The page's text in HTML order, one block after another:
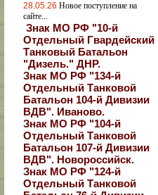
28.05.26 Новое поступление на
сайте...
Знак МО РФ "10-й
Отдельный Гвардейский
Танковый Батальон
"Дизель." ДНР.
Знак МО РФ "134-й
Отдельный Танковой
Батальон 104-й Дивизии
ВДВ". Иваново.
Знак МО РФ "104-й
Отдельный Танковой
Батальон 107-й Дивизии
ВДВ". Новороссийск.
Знак МО РФ "124-й
Отдельный Танковой